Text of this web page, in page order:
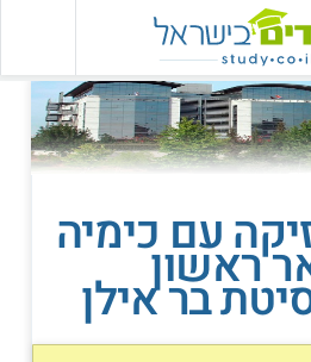
עם כימיה
ראשון
בר אילן